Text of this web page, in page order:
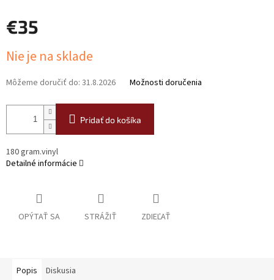
€35
cena:
Nie je na sklade
Môžeme doručiť do: 31.8.2026 Možnosti doručenia
Pridať do košíka
180 gram.vinyl
Detailné informácie
OPÝTAŤ SA STRÁŽIŤ ZDIEĽAŤ
Popis Diskusia